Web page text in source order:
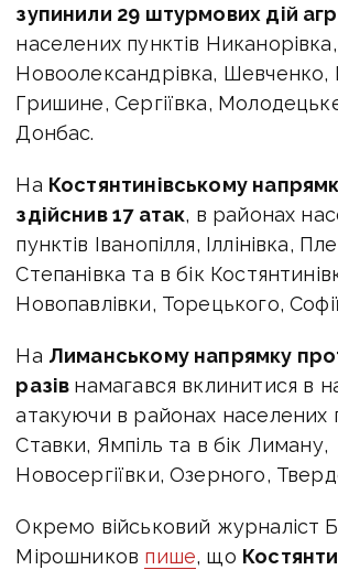
зупинили 29 штурмових дій
населених пунктів
Новоолександрівка, Шевченко,
Гришине, Сергіївка,
Донбас.
На Костянтинівському
здійснив 17 атак, в районах
пунктів Іванопілля, Іллінівка,
Степанівка та в бік
Новопавлівки, Торецького,
На Лиманському напрямку
разів намагався вклинитися в
атакуючи в районах населених
Ставки, Ямпіль та в бік Лиману,
Новосергіївки, Озерного,
Окремо військовий журналіст
Мірошников пише, що